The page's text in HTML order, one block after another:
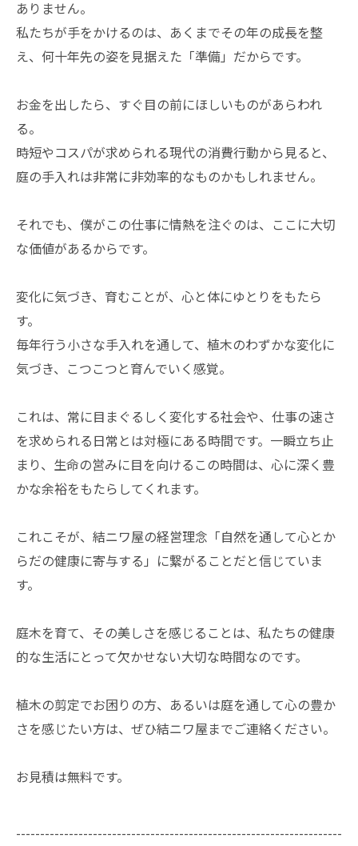
ありません。
私たちが手をかけるのは、あくまでその年の成長を整
え、何十年先の姿を見据えた「準備」だからです。
お金を出したら、すぐ目の前にほしいものがあらわれ
る。
時短やコスパが求められる現代の消費行動から見ると、
庭の手入れは非常に非効率的なものかもしれません。
それでも、僕がこの仕事に情熱を注ぐのは、ここに大切
な価値があるからです。
変化に気づき、育むことが、心と体にゆとりをもたら
す。
毎年行う小さな手入れを通して、植木のわずかな変化に
気づき、こつこつと育んでいく感覚。
これは、常に目まぐるしく変化する社会や、仕事の速さ
を求められる日常とは対極にある時間です。一瞬立ち止
まり、生命の営みに目を向けるこの時間は、心に深く豊
かな余裕をもたらしてくれます。
これこそが、結ニワ屋の経営理念「自然を通して心とか
らだの健康に寄与する」に繋がることだと信じていま
す。
庭木を育て、その美しさを感じることは、私たちの健康
的な生活にとって欠かせない大切な時間なのです。
植木の剪定でお困りの方、あるいは庭を通して心の豊か
さを感じたい方は、ぜひ結ニワ屋までご連絡ください。
お見積は無料です。
--------------------------------------------------------------------